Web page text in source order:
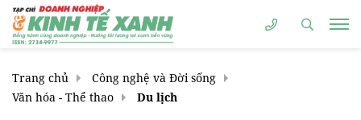
Trang chủ
Công nghệ và Đời sống
Văn hóa - Thể thao
Du lịch